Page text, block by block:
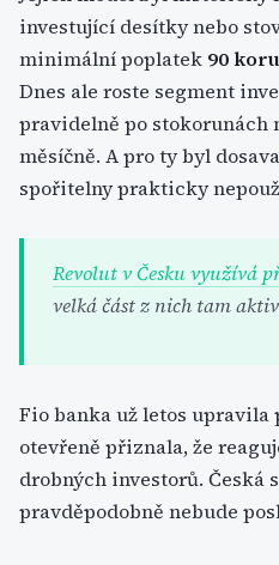
investující desítky nebo
minimální poplatek 90
Dnes ale roste segment
pravidelně po stokorunách
měsíčně. A pro ty byl
spořitelny prakticky
Revolut v Česku využívá
velká část z nich tam
Fio banka už letos upravila
otevřeně přiznala, že
drobných investorů. Česká
pravděpodobně nebude